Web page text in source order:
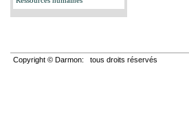
Copyright © Darmon: tous droits réservés